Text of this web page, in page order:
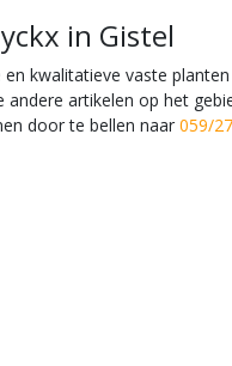
in Gistel
kwalitatieve vaste
artikelen op het
door te bellen naar 059/